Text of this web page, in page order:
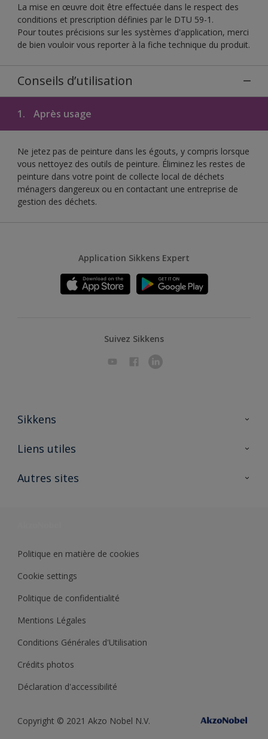
La mise en œuvre doit être effectuée dans le respect des
conditions et prescription définies par le DTU 59-1.
Pour toutes précisions sur les systèmes d'application, merci
de bien vouloir vous reporter à la fiche technique du produit.
Conseils d’utilisation
1. Après usage
Ne jetez pas de peinture dans les égouts, y compris lorsque
vous nettoyez des outils de peinture. Éliminez les restes de
peinture dans votre point de collecte local de déchets
ménagers dangereux ou en contactant une entreprise de
gestion des déchets.
Application Sikkens Expert
Suivez Sikkens
Sikkens
A propos de Sikkens
Liens utiles
Ouvrir un magasin PASS
Autres sites
Politique en matière de cookies
Cookie settings
Politique de confidentialité
Mentions Légales
Conditions Générales d'Utilisation
Crédits photos
Déclaration d'accessibilité
Copyright © 2021 Akzo Nobel N.V.